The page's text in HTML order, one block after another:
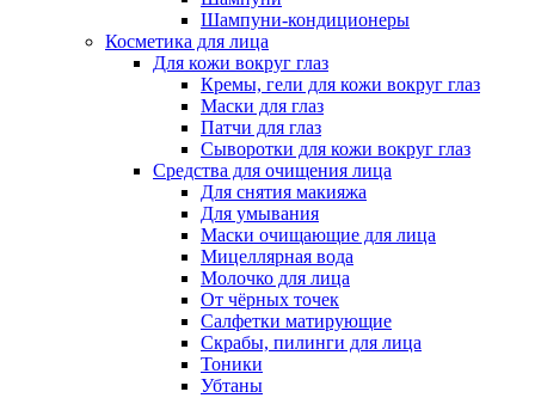
Шампуни-кондиционеры
Косметика для лица
Для кожи вокруг глаз
Кремы, гели для кожи вокруг глаз
Маски для глаз
Патчи для глаз
Сыворотки для кожи вокруг глаз
Средства для очищения лица
Для снятия макияжа
Для умывания
Маски очищающие для лица
Мицеллярная вода
Молочко для лица
От чёрных точек
Салфетки матирующие
Скрабы, пилинги для лица
Тоники
Убтаны